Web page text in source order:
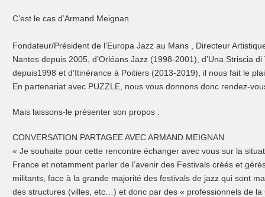
C’est le cas d’Armand Meignan
Fondateur/Président de l’Europa Jazz au Mans , Directeur
Nantes depuis 2005, d’Orléans Jazz (1998-2001), d’Una Striscia
depuis1998 et d’Itinérance à Poitiers (2013-2019), il nous fait le
En partenariat avec PUZZLE, nous vous donnons donc rendez-
Mais laissons-le présenter son propos :
CONVERSATION PARTAGEE AVEC ARMAND MEIGNAN
« Je souhaite pour cette rencontre échanger avec vous sur la
France et notamment parler de l’avenir des Festivals créés et
militants, face à la grande majorité des festivals de jazz qui sont
des structures (villes, etc…) et donc par des « professionnels de la